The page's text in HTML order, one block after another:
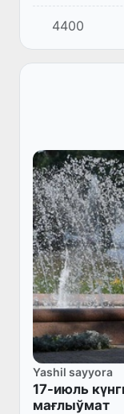
күтилмекте.
42-45
ҳәм шөл
4400
Yashil sayyora
17-июль
мағлыўмат